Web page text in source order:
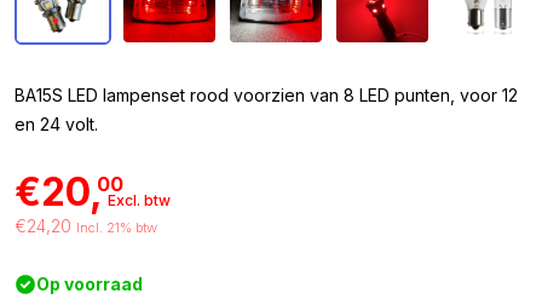
BA15S LED lampenset rood voorzien van 8 LED punten, voor 12
en 24 volt.
€20,00
Excl. btw
€24,20 Incl. 21% btw
Op voorraad